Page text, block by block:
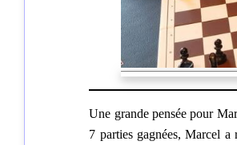
Une grande pensée pour
7 parties gagnées, Marcel